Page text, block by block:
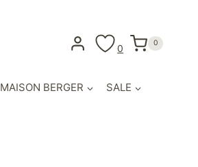
0 0
MAISON BERGER SALE